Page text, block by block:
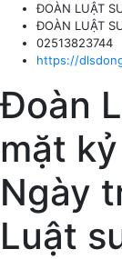
ĐOÀN LUẬT
ĐOÀN LUẬT
02513823744
https://
Đoàn
mặt
Ngày
Luật